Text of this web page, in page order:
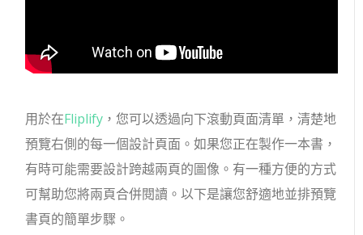
用於在Fliplify ，您可以透過向下滾動頁面清單，清楚地
預覽右側的每一個設計頁面。如果您正在製作一本書，
有時可能需要設計跨越兩頁的圖像。有一種方便的方式
可幫助您將兩頁合併閱讀。以下是讓您舒適地並排預覽
書頁的簡單步驟。